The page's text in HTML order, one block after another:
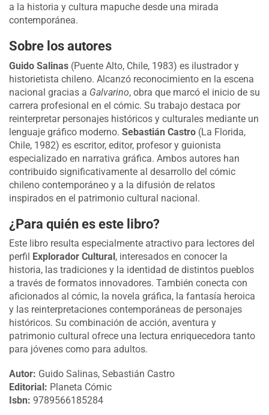
a la historia y cultura mapuche desde una mirada
contemporánea.
Sobre los autores
Guido Salinas (Puente Alto, Chile, 1983) es ilustrador y
historietista chileno. Alcanzó reconocimiento en la escena
nacional gracias a Galvarino, obra que marcó el inicio de su
carrera profesional en el cómic. Su trabajo destaca por
reinterpretar personajes históricos y culturales mediante un
lenguaje gráfico moderno. Sebastián Castro (La Florida,
Chile, 1982) es escritor, editor, profesor y guionista
especializado en narrativa gráfica. Ambos autores han
contribuido significativamente al desarrollo del cómic
chileno contemporáneo y a la difusión de relatos
inspirados en el patrimonio cultural nacional.
¿Para quién es este libro?
Este libro resulta especialmente atractivo para lectores del
perfil
Explorador Cultural , interesados en conocer la
historia, las tradiciones y la identidad de distintos pueblos
a través de formatos innovadores. También conecta con
aficionados al cómic, la novela gráfica, la fantasía heroica
y las reinterpretaciones contemporáneas de personajes
históricos. Su combinación de acción, aventura y
patrimonio cultural ofrece una lectura enriquecedora tanto
para jóvenes como para adultos.
Autor: Guido Salinas, Sebastián Castro
Editorial: Planeta Cómic
Isbn: 9789566185284